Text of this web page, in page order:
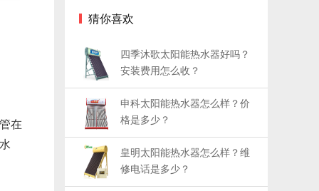
在
猜你喜欢
四季沐歌太阳能热水器好吗？
安装费用怎么收？
申科太阳能热水器怎么样？价
格是多少？
皇明太阳能热水器怎么样？维
修电话是多少？